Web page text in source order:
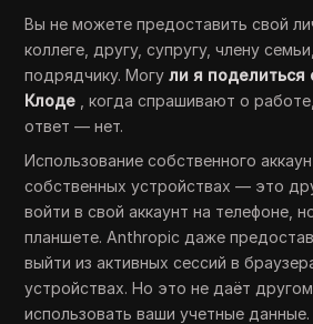
Вы не можете предоставить свой
коллеге, другу, супругу, члену
подрядчику. Могули я поделиться
Клоде , когда спрашивают о
ответ — нет.
Использование собственного
собственных устройствах — это
войти в свой аккаунт на телефоне,
планшете. Anthropic даже
выйти из активных сессий в
устройствах. Но это не даёт
использовать ваши учетные